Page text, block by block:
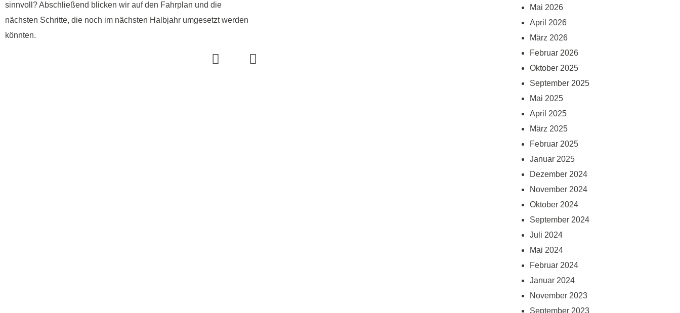
sinnvoll? Abschließend blicken wir auf den Fahrplan und die
nächsten Schritte, die noch im nächsten Halbjahr umgesetzt werden
könnten.
Mai 2026
April 2026
März 2026
Februar 2026
Oktober 2025
September 2025
Mai 2025
April 2025
März 2025
Februar 2025
Januar 2025
Dezember 2024
November 2024
Oktober 2024
September 2024
Juli 2024
Mai 2024
Februar 2024
Januar 2024
November 2023
September 2023